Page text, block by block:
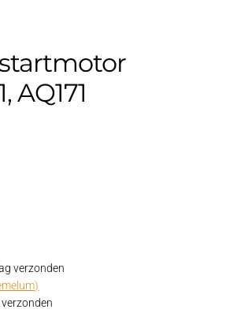
startmotor
AQ171
verzonden